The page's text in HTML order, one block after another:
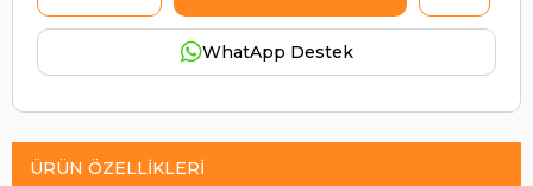
WhatApp Destek
ÜRÜN ÖZELLIKLERI